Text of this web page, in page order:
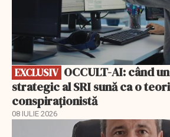
EXCLUSIV
strategic al SRI sună ca o
conspiraționistă
08 IULIE 2026